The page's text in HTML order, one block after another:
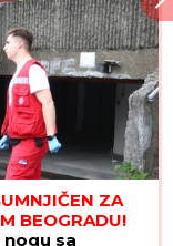
ZA
BEOGRADU!
nogu sa